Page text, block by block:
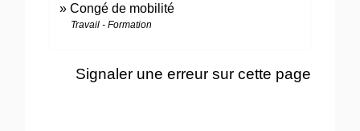
Congé de mobilité
Travail - Formation
Signaler une erreur sur cette page